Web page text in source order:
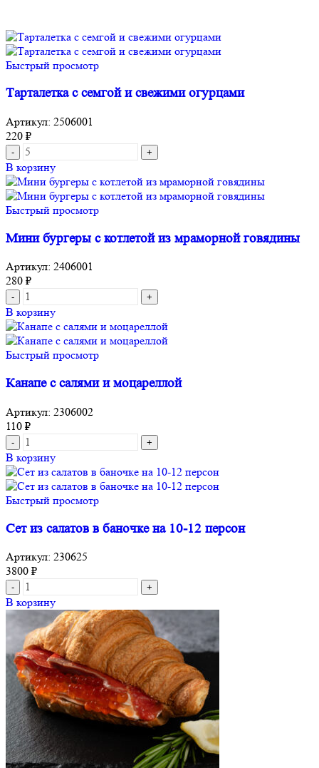
Быстрый просмотр
Тарталетка с семгой и свежими огурцами
Артикул: 2506001
220 ₽
В корзину
Быстрый просмотр
Мини бургеры с котлетой из мраморной говядины
Артикул: 2406001
280 ₽
В корзину
Быстрый просмотр
Канапе с салями и моцареллой
Артикул: 2306002
110 ₽
В корзину
Быстрый просмотр
Сет из салатов в баночке на 10-12 персон
Артикул: 230625
3800 ₽
В корзину